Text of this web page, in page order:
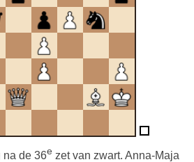
na de 36e zet van zwart. Anna-Maja